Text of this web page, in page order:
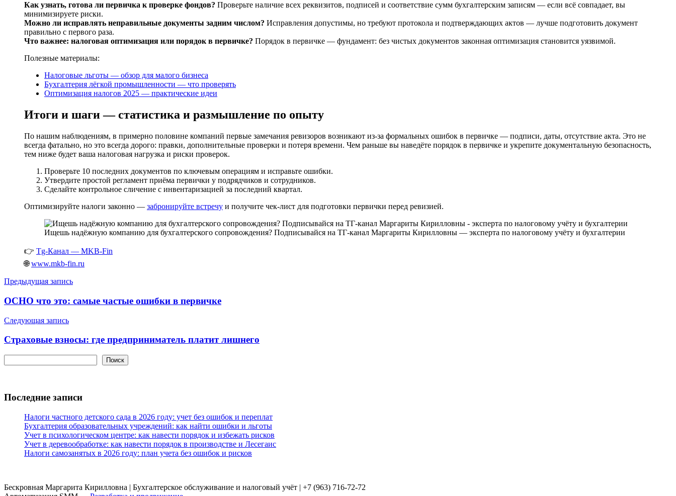
Как узнать, готова ли первичка к проверке фондов? Проверьте наличие всех реквизитов, подписей и соответствие сумм бухгалтерским записям — если всё совпадает, вы
минимизируете риски.
Можно ли исправлять неправильные документы задним числом? Исправления допустимы, но требуют протокола и подтверждающих актов — лучше подготовить документ
правильно с первого раза.
Что важнее: налоговая оптимизация или порядок в первичке? Порядок в первичке — фундамент: без чистых документов законная оптимизация становится уязвимой.
Полезные материалы:
Налоговые льготы — обзор для малого бизнеса
Бухгалтерия лёгкой промышленности — что проверять
Оптимизация налогов 2025 — практические идеи
Итоги и шаги — статистика и размышление по опыту
По нашим наблюдениям, в примерно половине компаний первые замечания ревизоров возникают из-за формальных ошибок в первичке — подписи, даты, отсутствие акта. Это не
всегда фатально, но это всегда дорого: правки, дополнительные проверки и потеря времени. Чем раньше вы наведёте порядок в первичке и укрепите документальную безопасность,
тем ниже будет ваша налоговая нагрузка и риски проверок.
Проверьте 10 последних документов по ключевым операциям и исправьте ошибки.
Утвердите простой регламент приёма первички у подрядчиков и сотрудников.
Сделайте контрольное сличение с инвентаризацией за последний квартал.
Оптимизируйте налоги законно — забронируйте встречу и получите чек‑лист для подготовки первички перед ревизией.
Ищешь надёжную компанию для бухгалтерского сопровождения? Подписывайся на ТГ-канал Маргариты Кирилловны — эксперта по налоговому учёту и бухгалтерии
👉 Tg-Канал — MKB-Fin
🌐www.mkb-fin.ru
Навигация
по
Предыдущая запись
ОСНО что это: самые частые ошибки в первичке
Следующая запись
Страховые взносы: где предприниматель платит лишнего
Поиск
Последние записи
Налоги частного детского сада в 2026 году: учет без ошибок и переплат
Бухгалтерия образовательных учреждений: как найти ошибки и льготы
Учет в психологическом центре: как навести порядок и избежать рисков
Учет в деревообработке: как навести порядок в производстве и Лесегаис
Налоги самозанятых в 2026 году: план учета без ошибок и рисков
Бескровная Маргарита Кирилловна | Бухгалтерское обслуживание и налоговый учёт | +7 (963) 716-72-72